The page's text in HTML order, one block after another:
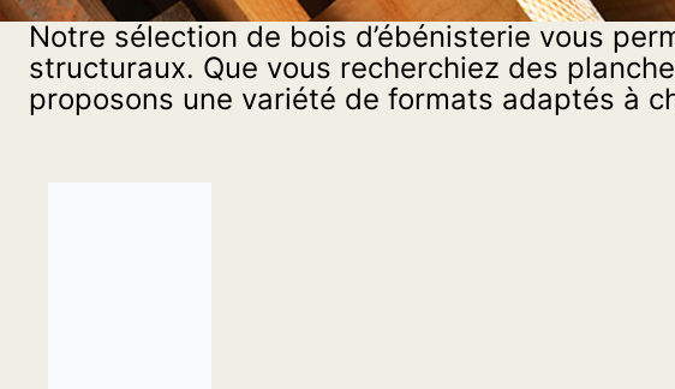
d’escalier
Notre sélection de bois d’ébénisterie vous
structuraux. Que vous recherchiez des
proposons une variété de formats adaptés à